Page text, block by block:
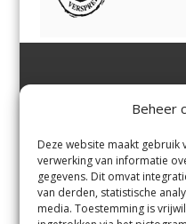
Beheer
Deze website maakt
verwerking van informatie
gegevens. Dit omvat
van derden, statistische
media. Toestemming is
Margadantstraat 34
0255-533900
info@jutter.nlof
st.nl